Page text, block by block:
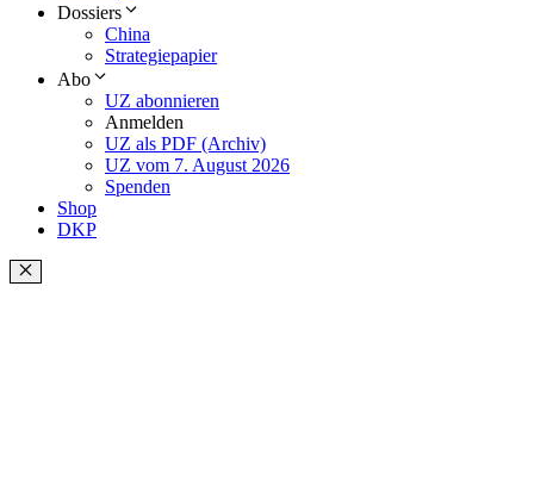
Dossiers
China
Strategiepapier
Abo
UZ abonnieren
Anmelden
UZ als PDF (Archiv)
UZ vom 7. August 2026
Spenden
Shop
DKP
Schließen